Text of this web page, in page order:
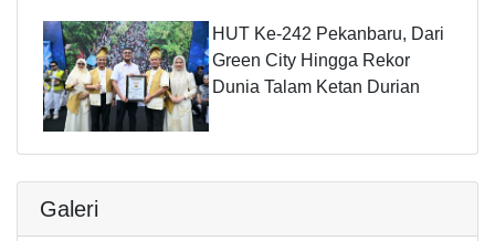
HUT Ke-242 Pekanbaru, Dari
Green City Hingga Rekor
Dunia Talam Ketan Durian
Galeri